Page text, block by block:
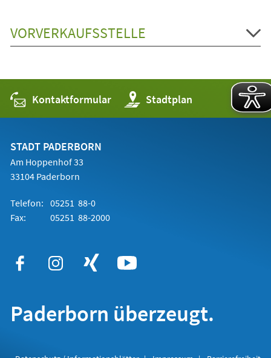
VORVERKAUFSSTELLE
Kontaktformular Stadtplan
(Öffnet
in
einem
STADT PADERBORN
Am Hoppenhof 33
33104 Paderborn
Telefon: 05251 88-0
Fax:
05251 88-2000
Paderborn überzeugt.